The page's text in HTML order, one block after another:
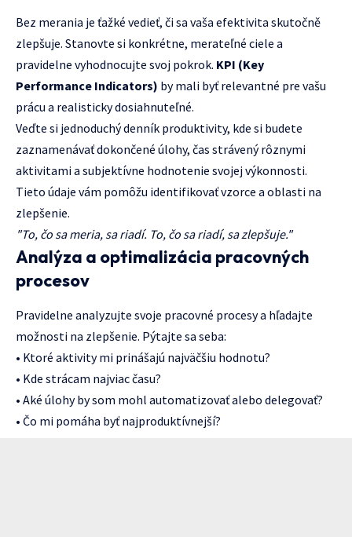
Bez merania je ťažké vedieť, či sa vaša efektivita skutočně
zlepšuje. Stanovte si konkrétne, merateľné ciele a
pravidelne vyhodnocujte svoj pokrok. KPI (Key
Performance Indicators) by mali byť relevantné pre vašu
prácu a realisticky dosiahnuteľné.
Veďte si jednoduchý denník produktivity, kde si budete
zaznamenávať dokončené úlohy, čas strávený rôznymi
aktivitami a subjektívne hodnotenie svojej výkonnosti.
Tieto údaje vám pomôžu identifikovať vzorce a oblasti na
zlepšenie.
"To, čo sa meria, sa riadí. To, čo sa riadí, sa zlepšuje."
Analýza a optimalizácia pracovných
procesov
Pravidelne analyzujte svoje pracovné procesy a hľadajte
možnosti na zlepšenie. Pýtajte sa seba:
• Ktoré aktivity mi prinášajú najväčšiu hodnotu?
• Kde strácam najviac času?
• Aké úlohy by som mohl automatizovať alebo delegovať?
• Čo mi pomáha byť najproduktívnejší?